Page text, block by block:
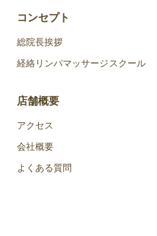
コンセプト
総院長挨拶
経絡リンパマッサージスクール
店舗概要
アクセス
会社概要
よくある質問